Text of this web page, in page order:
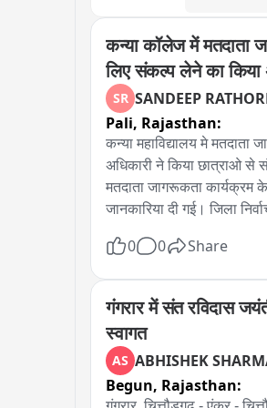
कन्या कॉलेज में मतदाता
लिए संकल्प लेने का किया
SR SANDEEP
Pali, Rajasthan:
कन्या महाविद्यालय मे
अधिकारी ने किया छात्राओ से
मतदाता जागरूकता कार्यक्रम
जानकारिया दी गई। जिला
बनाने में युवाओं की भागीदारी
करें। वही इस दौरान छात्र-
उपखंड अधिकारी विमलेंद्र
0 0 Share
गंगरार में संत रविदास
स्वागत
AS ABHISHEK
Begun, Rajasthan: